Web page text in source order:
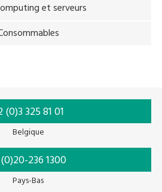
et serveurs
(0)3 325 81 01
Belgique
236 1300
Pays-Bas